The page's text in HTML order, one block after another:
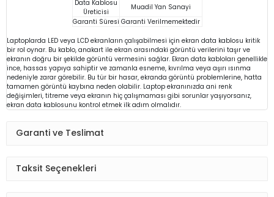
Data Kablosu
Üreticisi
Muadil Yan Sanayi
Garanti Süresi Garanti Verilmemektedir
Laptoplarda LED veya LCD ekranların çalışabilmesi için ekran data kablosu kritik
bir rol oynar. Bu kablo, anakart ile ekran arasındaki görüntü verilerini taşır ve
ekranın doğru bir şekilde görüntü vermesini sağlar. Ekran data kabloları genellikle
ince, hassas yapıya sahiptir ve zamanla esneme, kıvrılma veya aşırı ısınma
nedeniyle zarar görebilir. Bu tür bir hasar, ekranda görüntü problemlerine, hatta
tamamen görüntü kaybına neden olabilir. Laptop ekranınızda ani renk
değişimleri, titreme veya ekranın hiç çalışmaması gibi sorunlar yaşıyorsanız,
ekran data kablosunu kontrol etmek ilk adım olmalıdır.
Garanti ve Teslimat
Taksit Seçenekleri